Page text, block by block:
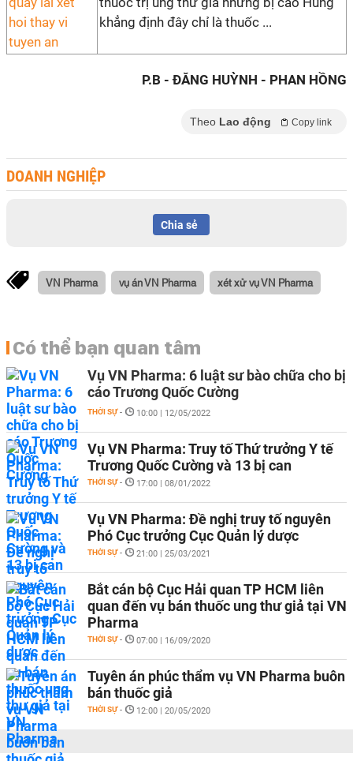
khẳng định đây chỉ là thuốc ...
P.B - ĐĂNG HUỲNH - PHAN HỒNG
Theo Lao động Copy link
DOANH NGHIỆP
Chia sẻ
VN Pharma vụ án VN Pharma xét xử vụ VN Pharma
Có thể bạn quan tâm
Vụ VN Pharma: 6 luật sư bào chữa cho bị
cáo Trương Quốc Cường
THỜI SỰ - 10:00 | 12/05/2022
Vụ VN Pharma: Truy tố Thứ trưởng Y tế
Trương Quốc Cường và 13 bị can
THỜI SỰ - 17:00 | 08/01/2022
Vụ VN Pharma: Đề nghị truy tố nguyên
Phó Cục trưởng Cục Quản lý dược
THỜI SỰ - 21:00 | 25/03/2021
Bắt cán bộ Cục Hải quan TP HCM liên
quan đến vụ bán thuốc ung thư giả tại VN
Pharma
THỜI SỰ - 07:00 | 16/09/2020
Tuyên án phúc thẩm vụ VN Pharma buôn
bán thuốc giả
THỜI SỰ - 12:00 | 20/05/2020